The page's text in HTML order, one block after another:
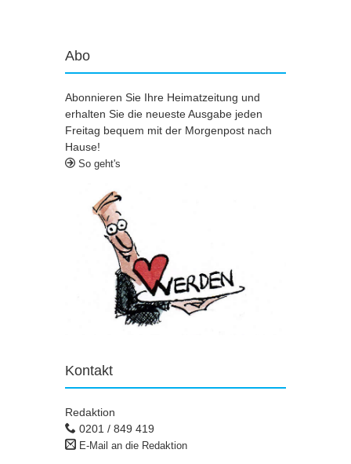
Abo
Abonnieren Sie Ihre Heimatzeitung und
erhalten Sie die neueste Ausgabe jeden
Freitag bequem mit der Morgenpost nach
Hause!
So geht's
Kontakt
Redaktion
0201 / 849 419
E-Mail an die Redaktion